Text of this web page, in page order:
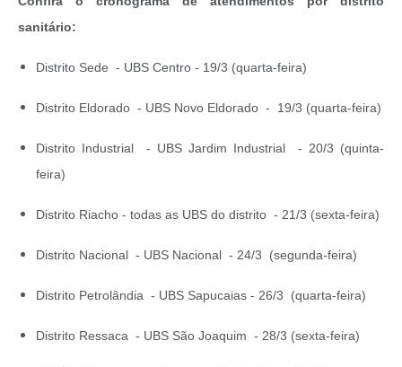
sanitário:
Distrito Sede - UBS Centro - 19/3 (quarta-feira)
Distrito Eldorado - UBS Novo Eldorado - 19/3 (quarta-feira)
Distrito Industrial - UBS Jardim Industrial - 20/3 (quinta-
feira)
Distrito Riacho - todas as UBS do distrito - 21/3 (sexta-feira)
Distrito Nacional - UBS Nacional - 24/3 (segunda-feira)
Distrito Petrolândia - UBS Sapucaias - 26/3 (quarta-feira)
Distrito Ressaca - UBS São Joaquim - 28/3 (sexta-feira)